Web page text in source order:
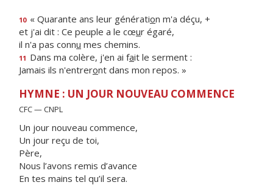
10 « Quarante ans leur génération m'a déçu, +
et j'ai dit : Ce peuple a le cœur égaré,
il n'a pas connu mes chemins.
11 Dans ma colère, j'en ai fait le serment :
Jamais ils n'entreront dans mon repos. »
HYMNE : UN JOUR NOUVEAU COMMENCE
CFC — CNPL
Un jour nouveau commence,
Un jour reçu de toi,
Père,
Nous l’avons remis d’avance
En tes mains tel qu’il sera.